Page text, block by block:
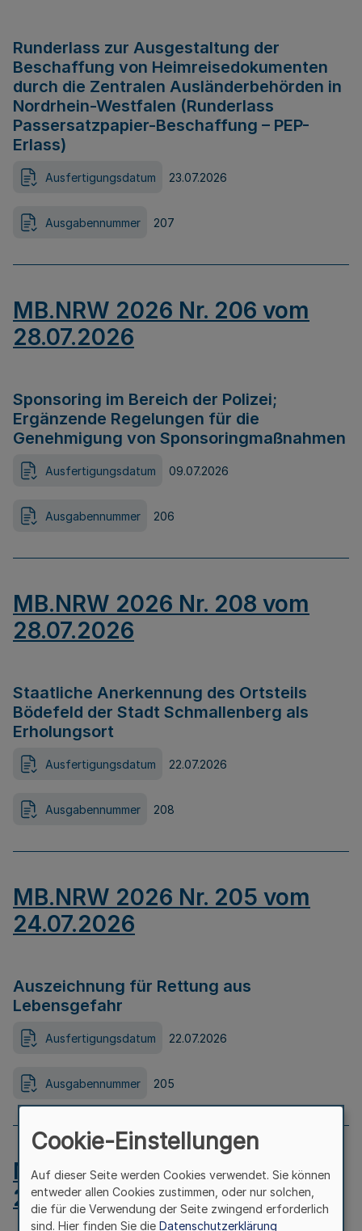
Runderlass zur Ausgestaltung der
Beschaffung von Heimreisedokumenten
durch die Zentralen Ausländerbehörden in
Nordrhein-Westfalen (Runderlass
Passersatzpapier-Beschaffung – PEP-
Erlass)
Ausfertigungsdatum 23.07.2026
Ausgabennummer 207
MB.NRW 2026 Nr. 206 vom
28.07.2026
Sponsoring im Bereich der Polizei;
Ergänzende Regelungen für die
Genehmigung von Sponsoringmaßnahmen
Ausfertigungsdatum 09.07.2026
Ausgabennummer 206
MB.NRW 2026 Nr. 208 vom
28.07.2026
Staatliche Anerkennung des Ortsteils
Bödefeld der Stadt Schmallenberg als
Erholungsort
Ausfertigungsdatum 22.07.2026
Ausgabennummer 208
MB.NRW 2026 Nr. 205 vom
24.07.2026
Auszeichnung für Rettung aus
Lebensgefahr
Ausfertigungsdatum 22.07.2026
Ausgabennummer 205
MB.NRW 2026 Nr. 204 vom
24.07.2026
Cookie-Einstellungen
Auf dieser Seite werden Cookies verwendet. Sie können
entweder allen Cookies zustimmen, oder nur solchen,
die für die Verwendung der Seite zwingend erforderlich
sind. Hier finden Sie die Datenschutzerklärung